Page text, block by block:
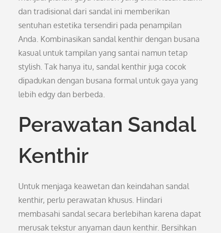
dan tradisional dari sandal ini memberikan
sentuhan estetika tersendiri pada penampilan
Anda. Kombinasikan sandal kenthir dengan busana
kasual untuk tampilan yang santai namun tetap
stylish. Tak hanya itu, sandal kenthir juga cocok
dipadukan dengan busana formal untuk gaya yang
lebih edgy dan berbeda.
Perawatan Sandal
Kenthir
Untuk menjaga keawetan dan keindahan sandal
kenthir, perlu perawatan khusus. Hindari
membasahi sandal secara berlebihan karena dapat
merusak tekstur anyaman daun kenthir. Bersihkan